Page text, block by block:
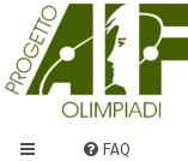
FAQ